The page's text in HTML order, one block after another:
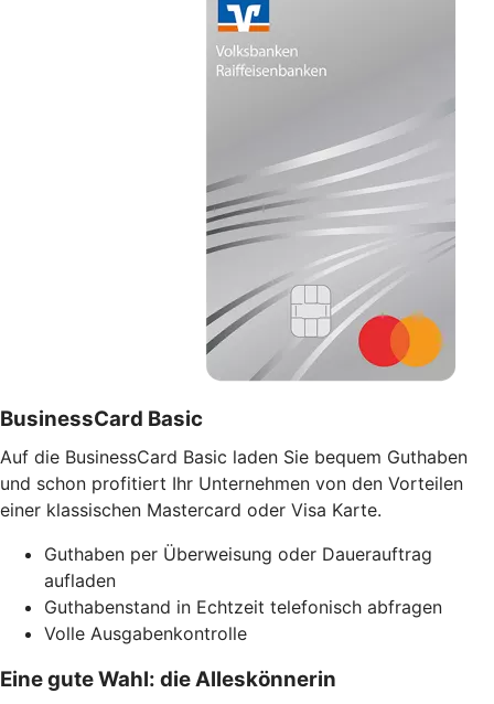
BusinessCard Basic
Auf die BusinessCard Basic laden Sie bequem Guthaben
und schon profitiert Ihr Unternehmen von den Vorteilen
einer klassischen Mastercard oder Visa Karte.
Guthaben per Überweisung oder Dauerauftrag
aufladen
Guthabenstand in Echtzeit telefonisch abfragen
Volle Ausgabenkontrolle
Eine gute Wahl: die Alleskönnerin